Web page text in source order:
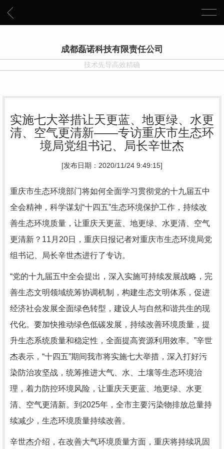
成都磊诺科技有限责任公司
技术先导高效精确
实施七大举措让天更蓝、地更绿、水更
清、空气更清新——专访重庆市生态环
境局党组书记、局长辛世杰
[发布日期：2020/11/24 9:49:15]
重庆市生态环境部门将如何全面学习贯彻党的十九届五中
全会精神，科学谋划“十四五”生态环境保护工作，持续改
善生态环境质量，让重庆天更蓝、地更绿、水更清、空气
更清新？11月20日，重庆日报记者对重庆市生态环境局党
组书记、局长辛世杰进行了专访。
“党的十九届五中全会提出，深入实施可持续发展战略，完
善生态文明领域统筹协调机制，构建生态文明体系，促进
经济社会发展全面绿色转型，建设人与自然和谐共生的现
代化。要加快推动绿色低碳发展，持续改善环境质量，提
升生态系统质量和稳定性，全面提高资源利用效率。”辛世
杰表示，“十四五”期间我市将实施七大举措，深入打好污
染防治攻坚战，统筹推进大气、水、土壤等生态环境治
理，着力防控环境风险，让重庆天更蓝、地更绿、水更
清、空气更清新。到2025年，全市主要污染物排放总量持
续减少，生态环境质量持续改善。
辛世杰介绍，在改善大气环境质量方面，重庆将持续巩固